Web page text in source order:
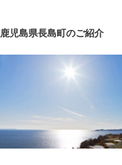
鹿児島県長島町のご紹介